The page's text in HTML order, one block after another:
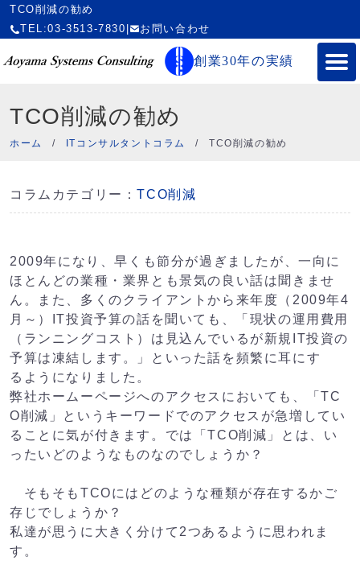
TCO削減の勧め
TEL:03-3513-7830
お問い合わせ
創業30年の実績
TCO削減の勧め
ホーム / ITコンサルタントコラム /TCO削減の勧め
コラムカテゴリー：TCO削減
2009年になり、早くも節分が過ぎましたが、一向に
ほとんどの業種・業界とも景気の良い話は聞きませ
ん。また、多くのクライアントから来年度（2009年4
月～）IT投資予算の話を聞いても、「現状の運用費用
（ランニングコスト）は見込んでいるが新規IT投資の
予算は凍結します。」といった話を頻繁に耳にす
るようになりました。
弊社ホームーページへのアクセスにおいても、「TC
O削減」というキーワードでのアクセスが急増してい
ることに気が付きます。では「TCO削減」とは、い
ったいどのようなものなのでしょうか？
そもそもTCOにはどのような種類が存在するかご
存じでしょうか？
私達が思うに大きく分けて2つあるように思われま
す。